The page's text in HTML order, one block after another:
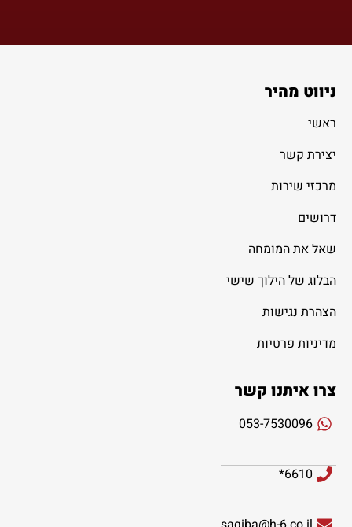
ניווט מהיר
ראשי
יצירת קשר
מרכזי שירות
דרושים
שאל את המומחה
הבלוג של הילוך שישי
הצהרת נגישות
מדיניות פרטיות
צרו איתנו קשר
053-7530096
6610*